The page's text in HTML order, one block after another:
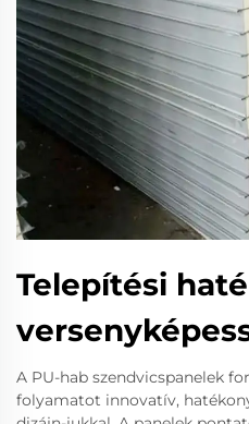
Telepítési
A PU-hab szendvicspanelek
folyamatot innovatív,